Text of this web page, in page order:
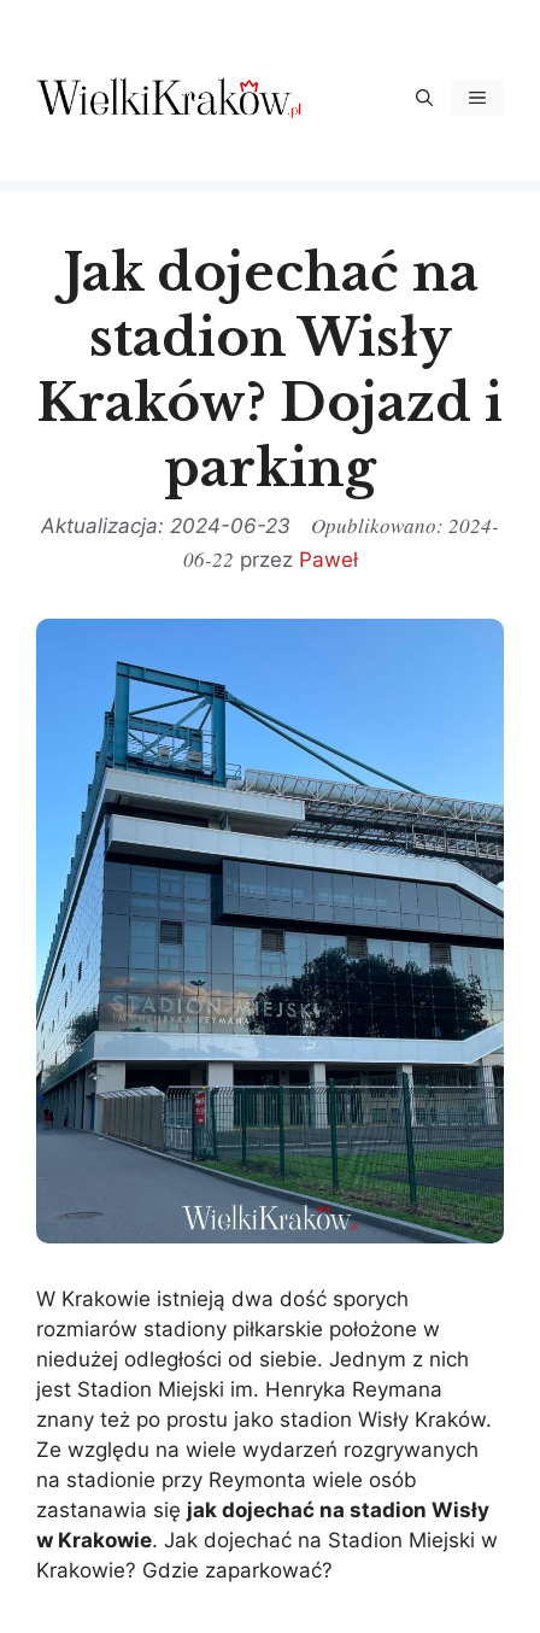
treści
Menu
Jak dojechać na
stadion Wisły
Kraków? Dojazd i
parking
2024-06-23
2024-
06-22 przez Paweł
W Krakowie istnieją dwa dość sporych
rozmiarów stadiony piłkarskie położone w
niedużej odległości od siebie. Jednym z nich
jest Stadion Miejski im. Henryka Reymana
znany też po prostu jako stadion Wisły Kraków.
Ze względu na wiele wydarzeń rozgrywanych
na stadionie przy Reymonta wiele osób
zastanawia się jak dojechać na stadion Wisły
w Krakowie. Jak dojechać na Stadion Miejski w
Krakowie? Gdzie zaparkować?